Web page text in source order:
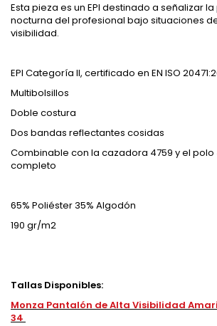
Esta pieza es un EPI destinado a señalizar
nocturna del profesional bajo situaciones
visibilidad.
EPI Categoría II, certificado en EN ISO
Multibolsillos
Doble costura
Dos bandas reflectantes cosidas
Combinable con la cazadora 4759 y el polo
completo
65% Poliéster 35% Algodón
190 gr/m2
Tallas Disponibles:
Monza Pantalón de Alta Visibilidad
34